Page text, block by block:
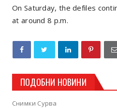
On Saturday, the defiles
at around 8 p.m.
ПОДОБНИ НОВИНИ
Снимки Сурва